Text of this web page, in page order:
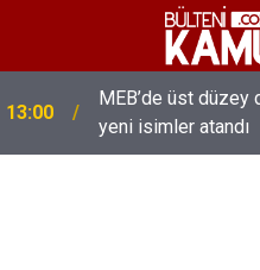
13:00
MEB’de üst düzey
yeni isimler atandı